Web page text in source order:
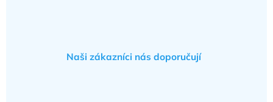
Naši zákazníci nás doporučují